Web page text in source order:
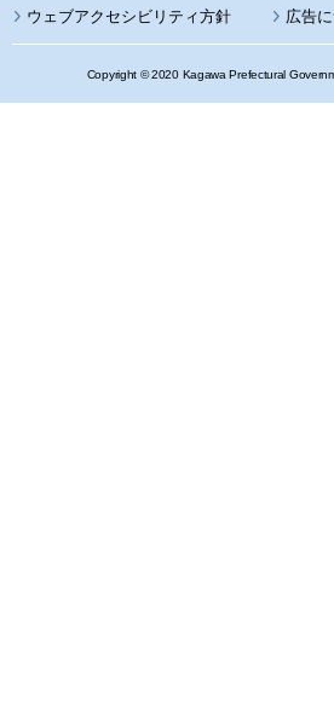
ウェブアクセシビリティ方針 広告
Copyright © 2020 Kagawa Prefectural